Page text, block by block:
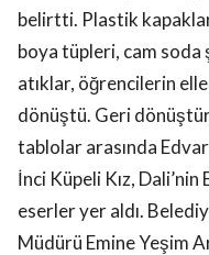
belirtti. Plastik
boya tüpleri, cam
atıklar, öğrencilerin
dönüştü. Geri
tablolar arasında
İnci Küpeli Kız,
eserler yer aldı.
Müdürü Emine Yeşim